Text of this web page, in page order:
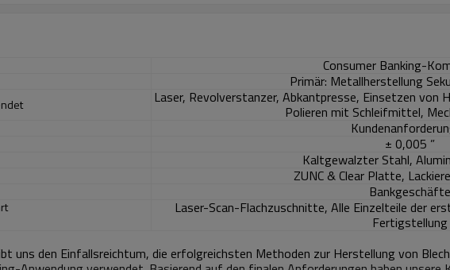
Consumer Banking-
Primär: Metallherstellung
Laser, Revolverstanzer, Abkantpresse, Einsetzen von
Polieren mit Schleifmittel,
± 0,005 ”
Kaltgewalzter Stahl,
ZUNC & Clear Platte,
Bankgeschäfte
Laser-Scan-Flachzuschnitte, Alle Einzelteile der
Fertigstellung
uns den Einfallsreichtum, die erfolgreichsten Methoden zur Herstellung von